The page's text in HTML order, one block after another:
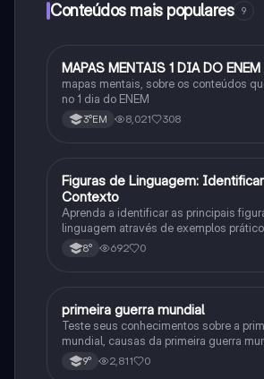
Conteúdos mais populares 9
Português
MAPAS MENTAIS 1 DIA DO ENEM
mapas mentais, sobre os conteúdos
no 1 dia do ENEM
3°EM 8,021 308
FPortuguês
Figuras de Linguagem:
Contexto
Aprenda a identificar as principais
linguagem através de exemplos
8° 692 0
História
primeira guerra mundial
Teste seus conhecimentos sobre a
mundial, causas da primeira guerra
consequências da Primeira Guerra
primeira guerra mundial
9° 2,811 0